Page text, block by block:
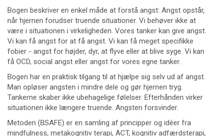
Bogen beskriver en enkel måde at forstå angst: Angst opstår,
når hjernen forudser truende situationer. Vi behøver ikke at
være i situationen i virkeligheden. Vores tanker kan give angst.
Vi kan få angst for at få angst. Vi kan få meget specifikke
fobier - angst for højder, dyr, at flyve eller at blive syge. Vi kan
få OCD, social angst eller angst for vores egne tanker.
Bogen har en praktisk tilgang til at hjælpe sig selv ud af angst.
Man opløser angsten i mindre dele og gør hjernen tryg.
Tankerne skaber ikke ubehagelige følelser. Efterhånden virker
situationen ikke længere truende. Angsten forsvinder.
Metoden (BSAFE) er en samling af principper og idéer fra
mindfulness, metakognitiv terapi, ACT, kognitiv adfærdsterapi,